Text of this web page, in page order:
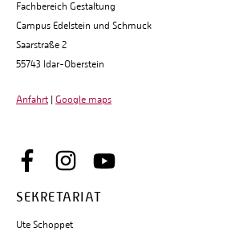
Fachbereich Gestaltung
Campus Edelstein und Schmuck
Saarstraße 2
55743 Idar-Oberstein
Anfahrt Google maps
SEKRETARIAT
Ute Schoppet